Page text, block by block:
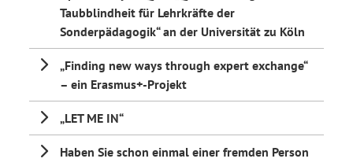
Taubblindheit für Lehrkräfte der
Sonderpädagogik“ an der Universität zu Köln
„Finding new ways through expert exchange“
– ein Erasmus+-Projekt
„LET ME IN“
Haben Sie schon einmal einer fremden Person